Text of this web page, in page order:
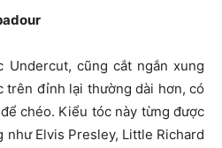
Undercut, cũng cắt ngắn xung
trên đỉnh lại thường dài hơn, có
chéo. Kiểu tóc này từng được
như Elvis Presley, Little Richard